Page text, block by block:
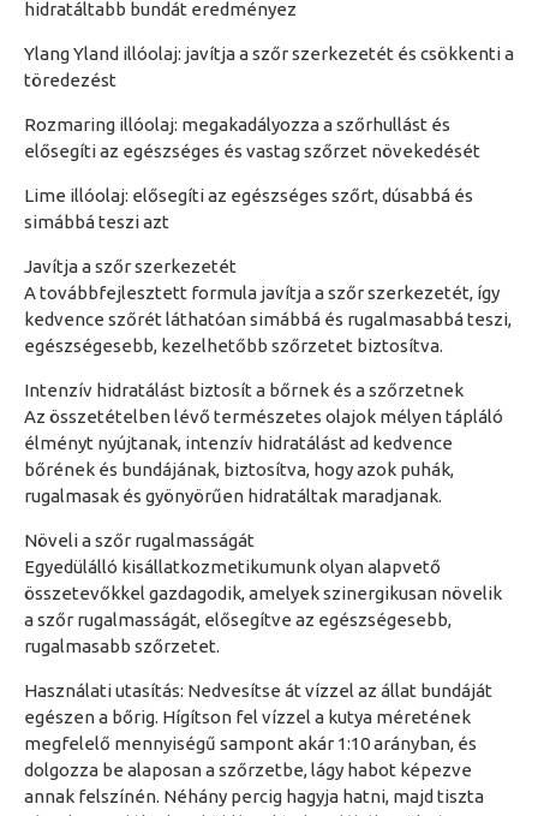
hidratáltabb bundát eredményez
Ylang Yland illóolaj: javítja a szőr szerkezetét és csökkenti a
töredezést
Rozmaring illóolaj: megakadályozza a szőrhullást és
elősegíti az egészséges és vastag szőrzet növekedését
Lime illóolaj: elősegíti az egészséges szőrt, dúsabbá és
simábbá teszi azt
Javítja a szőr szerkezetét
A továbbfejlesztett formula javítja a szőr szerkezetét, így
kedvence szőrét láthatóan simábbá és rugalmasabbá teszi,
egészségesebb, kezelhetőbb szőrzetet biztosítva.
Intenzív hidratálást biztosít a bőrnek és a szőrzetnek
Az összetételben lévő természetes olajok mélyen tápláló
élményt nyújtanak, intenzív hidratálást ad kedvence
bőrének és bundájának, biztosítva, hogy azok puhák,
rugalmasak és gyönyörűen hidratáltak maradjanak.
Növeli a szőr rugalmasságát
Egyedülálló kisállatkozmetikumunk olyan alapvető
összetevőkkel gazdagodik, amelyek szinergikusan növelik
a szőr rugalmasságát, elősegítve az egészségesebb,
rugalmasabb szőrzetet.
Használati utasítás: Nedvesítse át vízzel az állat bundáját
egészen a bőrig. Hígítson fel vízzel a kutya méretének
megfelelő mennyiségű sampont akár 1:10 arányban, és
dolgozza be alaposan a szőrzetbe, lágy habot képezve
annak felszínén. Néhány percig hagyja hatni, majd tiszta